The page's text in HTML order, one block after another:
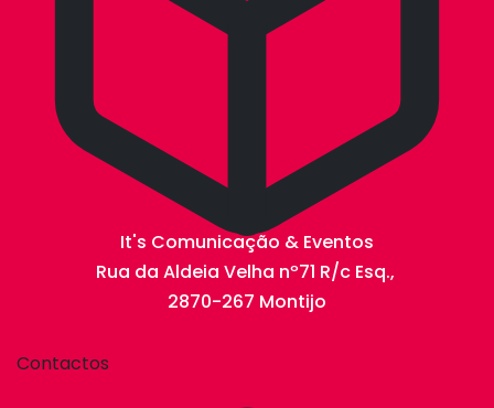
It's Comunicação & Eventos
Rua da Aldeia Velha nº71 R/c Esq.,
2870-267 Montijo
Contactos